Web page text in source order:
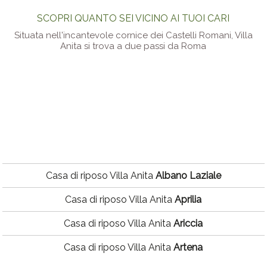
SCOPRI QUANTO SEI VICINO AI TUOI CARI
Situata nell'incantevole cornice dei Castelli Romani, Villa
Anita si trova a due passi da Roma
Casa di riposo Villa Anita Albano Laziale
Casa di riposo Villa AnitaAprilia
Casa di riposo Villa AnitaAriccia
Casa di riposo Villa AnitaArtena